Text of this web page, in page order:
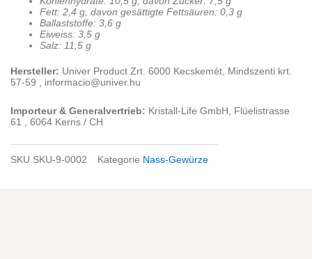
Fett: 2,4 g, davon gesättigte Fettsäuren: 0,3 g
Ballaststoffe: 3,6 g
Eiweiss: 3,5 g
Salz: 11,5 g
Hersteller: Univer Product Zrt. 6000 Kecskemét, Mindszenti krt.
57-59 , informacio@univer.hu
Importeur & Generalvertrieb: Kristall-Life GmbH, Flüelistrasse
61 , 6064 Kerns / CH
SKU SKU-9-0002 Kategorie Nass-Gewürze